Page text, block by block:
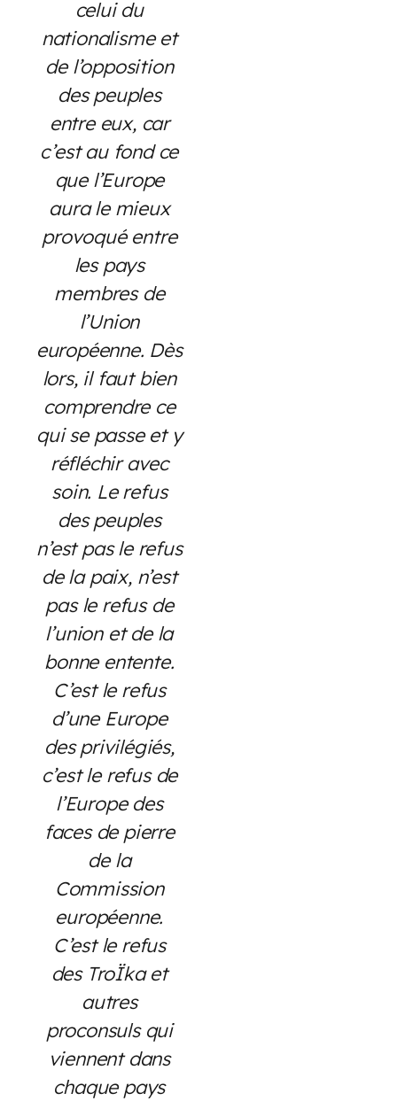
celui du
nationalisme et
de l’opposition
des peuples
entre eux, car
c’est au fond ce
que l’Europe
aura le mieux
provoqué entre
les pays
membres de
l’Union
européenne. Dès
lors, il faut bien
comprendre ce
qui se passe et y
réfléchir avec
soin. Le refus
des peuples
n’est pas le refus
de la paix, n’est
pas le refus de
l’union et de la
bonne entente.
C’est le refus
d’une Europe
des privilégiés,
c’est le refus de
l’Europe des
faces de pierre
de la
Commission
européenne.
C’est le refus
des TroÏka et
autres
proconsuls qui
viennent dans
chaque pays